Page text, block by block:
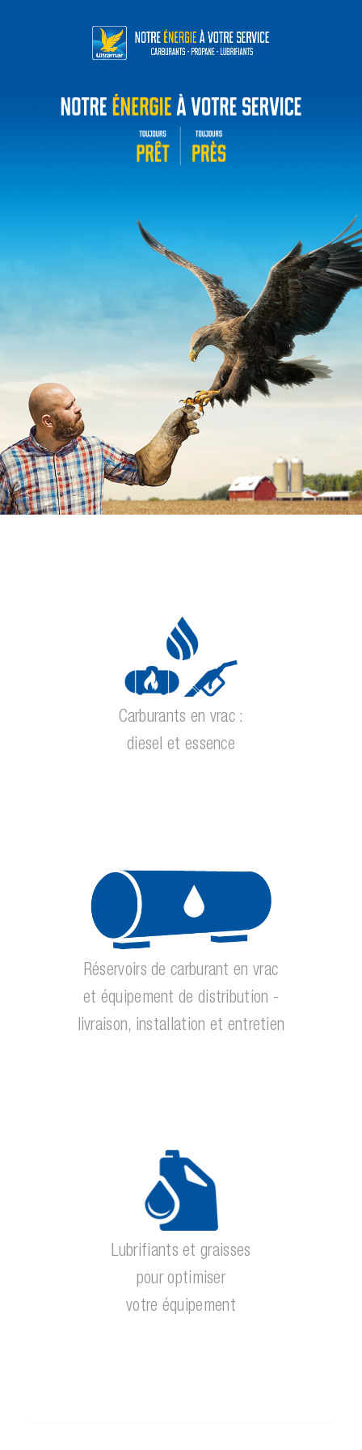
Carburants en vrac :
diesel et essence
Réservoirs de carburant en vrac
et équipement de distribution -
livraison, installation et entretien
Lubrifiants et graisses
pour optimiser
votre équipement